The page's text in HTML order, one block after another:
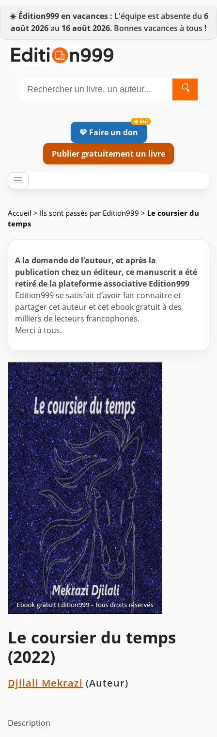
☀️ Édition999 en vacances : L'équipe est absente du 6
août 2026au 16 août 2026. Bonnes vacances à tous !
🔍
💛 Faire un don
Publier gratuitement un livre
Accueil > Ils sont passés par Edition999 > Le coursier du
temps
A la demande de l’auteur, et après la
publication chez un éditeur, ce manuscrit a été
retiré de la plateforme associative Edition999
Edition999 se satisfait d’avoir fait connaitre et
partager cet auteur et cet ebook gratuit à des
milliers de lecteurs francophones.
Merci à tous.
Le coursier du temps
(2022)
Djilali Mekrazi (Auteur)
Description